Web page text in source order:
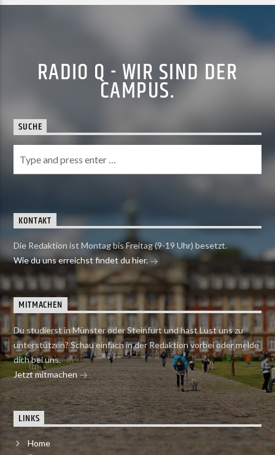
RADIO Q - WIR SIND DER
CAMPUS.
SUCHE
KONTAKT
Die Redaktion ist Montag bis Freitag (9-19 Uhr) besetzt.
Wie du uns erreichst findet du hier.
MITMACHEN
Du studierst in Münster oder Steinfurt und hast Lust uns zu
unterstützen? Schau einfach in der Redaktion vorbei oder melde
dich bei uns.
Jetzt mitmachen
LINKS
Home